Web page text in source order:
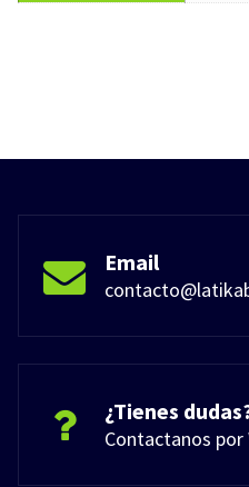
Email
¿Tienes
Contactanos por